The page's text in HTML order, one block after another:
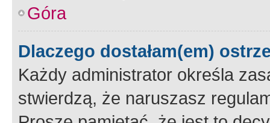
Góra
Dlaczego dostałam(em)
Każdy administrator określa
stwierdzą, że naruszasz